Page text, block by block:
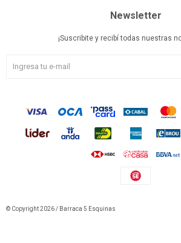
Newsletter
¡Suscribite y recibí todas nuestras
© Copyright 2026 / Barraca 5 Esquinas